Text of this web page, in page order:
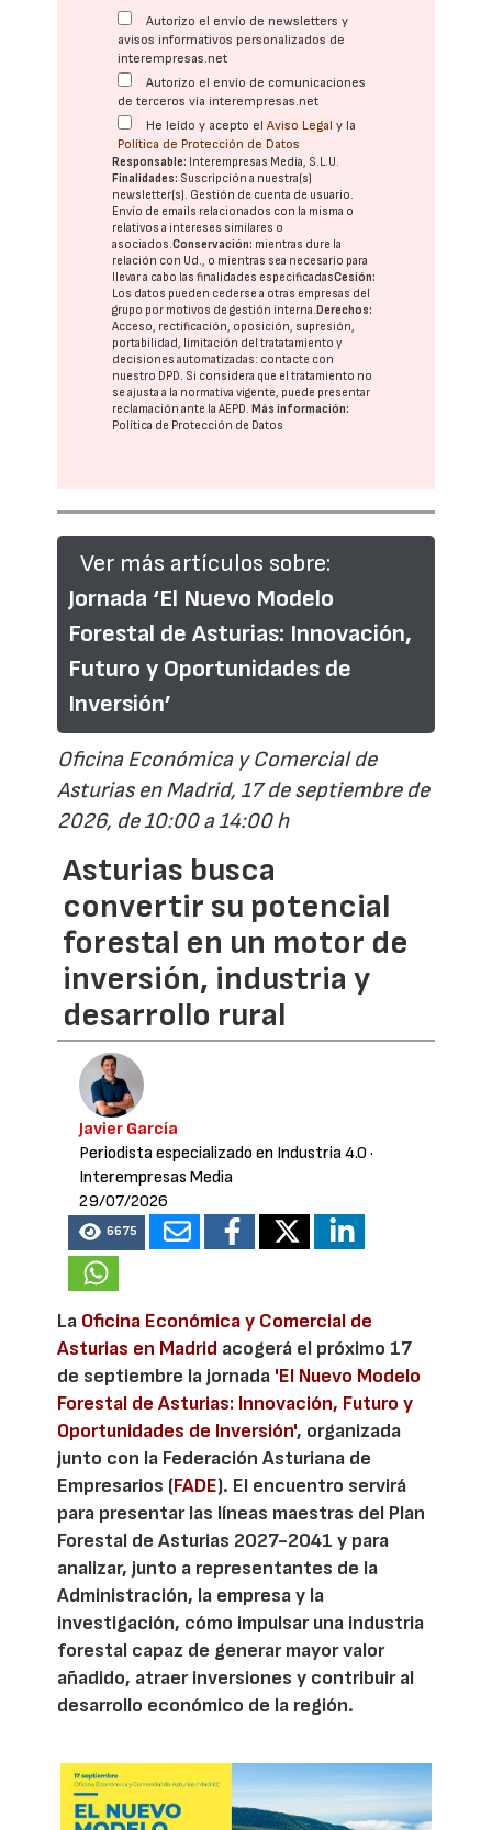
Autorizo el envío de newsletters y
avisos informativos personalizados de
interempresas.net
Autorizo el envío de comunicaciones
de terceros vía interempresas.net
He leído y acepto elAviso Legal y la
Política de Protección de Datos
Responsable: Interempresas Media, S.L.U.
Finalidades: Suscripción a nuestra(s)
newsletter(s). Gestión de cuenta de usuario.
Envío de emails relacionados con la misma o
relativos a intereses similares o
asociados.Conservación: mientras dure la
relación con Ud., o mientras sea necesario para
llevar a cabo las finalidades especificadasCesión:
Los datos pueden cederse a otras empresas del
grupo por motivos de gestión interna. Derechos:
Acceso, rectificación, oposición, supresión,
portabilidad, limitación del tratatamiento y
decisiones automatizadas: contacte con
nuestro DPD. Si considera que el tratamiento no
se ajusta a la normativa vigente, puede presentar
reclamación ante laAEPD. Más información:
Política de Protección de Datos
Ver más artículos sobre:
Jornada ‘El Nuevo Modelo
Forestal de Asturias: Innovación,
Futuro y Oportunidades de
Inversión’
Oficina Económica y Comercial de
Asturias en Madrid, 17 de septiembre de
2026, de 10:00 a 14:00 h
Asturias busca
convertir su potencial
forestal en un motor de
inversión, industria y
desarrollo rural
Javier García
Periodista especializado en Industria 4.0 ·
Interempresas Media
29/07/2026
6675
La Oficina Económica y Comercial de
Asturias en Madrid acogerá el próximo 17
de septiembre la jornada 'El Nuevo Modelo
Forestal de Asturias: Innovación, Futuro y
Oportunidades de Inversión', organizada
junto con la Federación Asturiana de
Empresarios (FADE). El encuentro servirá
para presentar las líneas maestras del Plan
Forestal de Asturias 2027-2041 y para
analizar, junto a representantes de la
Administración, la empresa y la
investigación, cómo impulsar una industria
forestal capaz de generar mayor valor
añadido, atraer inversiones y contribuir al
desarrollo económico de la región.